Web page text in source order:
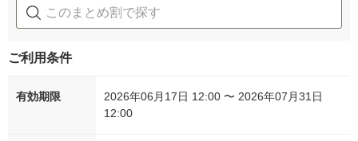
ご利用条件
有効期限
2026年06月17日 12:00 〜 2026年07月31日
12:00